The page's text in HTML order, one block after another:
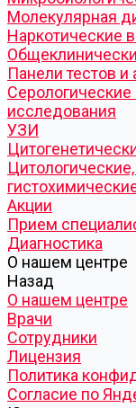
Молекулярная
Наркотические
Панели тестов
исследования
УЗИ
Акции
Прием
Диагностика
О нашем центре
Назад
О нашем центре
Врачи
Сотрудники
Лицензия
Политика
Согласие по